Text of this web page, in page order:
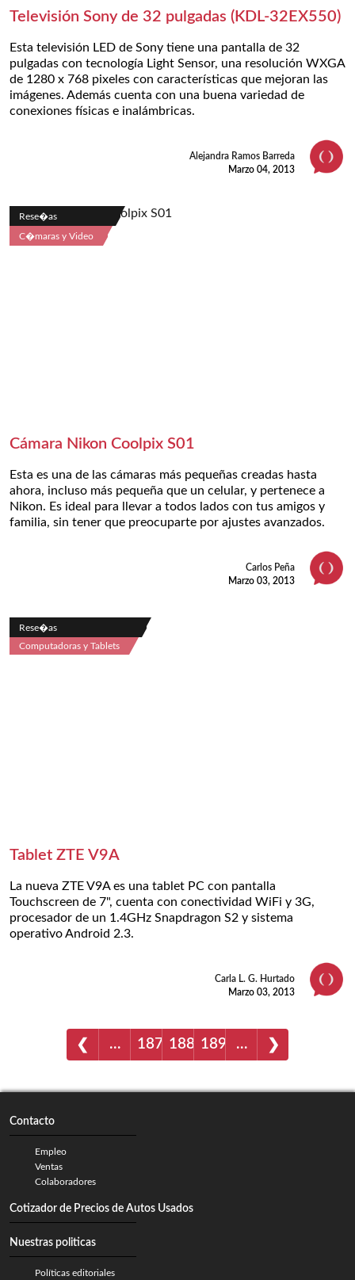
Televisión Sony de 32 pulgadas (KDL-32EX550)
Esta televisión LED de Sony tiene una pantalla de 32
pulgadas con tecnología Light Sensor, una resolución WXGA
de 1280 x 768 pixeles con características que mejoran las
imágenes. Además cuenta con una buena variedad de
conexiones físicas e inalámbricas.
Alejandra Ramos Barreda
Marzo 04, 2013
Rese�as
C�maras y Video
Cámara Nikon Coolpix S01
Esta es una de las cámaras más pequeñas creadas hasta
ahora, incluso más pequeña que un celular, y pertenece a
Nikon. Es ideal para llevar a todos lados con tus amigos y
familia, sin tener que preocuparte por ajustes avanzados.
Carlos Peña
Marzo 03, 2013
Rese�as
Computadoras y Tablets
Tablet ZTE V9A
La nueva ZTE V9A es una tablet PC con pantalla
Touchscreen de 7", cuenta con conectividad WiFi y 3G,
procesador de un 1.4GHz Snapdragon S2 y sistema
operativo Android 2.3.
Carla L. G. Hurtado
Marzo 03, 2013
❮ … 187 188 189 … ❯
Contacto
Empleo
Ventas
Colaboradores
Cotizador de Precios de Autos Usados
Nuestras politicas
Políticas editoriales